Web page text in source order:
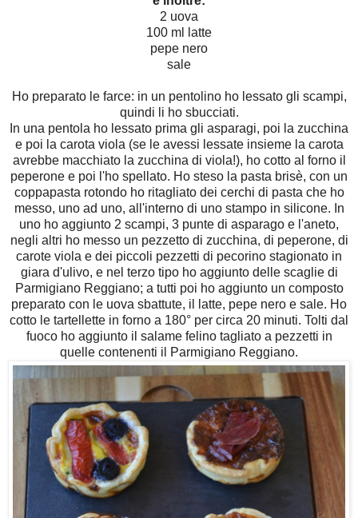
2 uova
100 ml latte
pepe nero
sale
Ho preparato le farce: in un pentolino ho lessato gli scampi,
quindi li ho sbucciati.
In una pentola ho lessato prima gli asparagi, poi la zucchina
e poi la carota viola (se le avessi lessate insieme la carota
avrebbe macchiato la zucchina di viola!), ho cotto al forno il
peperone e poi l'ho spellato. Ho steso la pasta brisè, con un
coppapasta rotondo ho ritagliato dei cerchi di pasta che ho
messo, uno ad uno, all'interno di uno stampo in silicone. In
uno ho aggiunto 2 scampi, 3 punte di asparago e l'aneto,
negli altri ho messo un pezzetto di zucchina, di peperone, di
carote viola e dei piccoli pezzetti di pecorino stagionato in
giara d'ulivo, e nel terzo tipo ho aggiunto delle scaglie di
Parmigiano Reggiano; a tutti poi ho aggiunto un composto
preparato con le uova sbattute, il latte, pepe nero e sale. Ho
cotto le tartellette in forno a 180° per circa 20 minuti. Tolti dal
fuoco ho aggiunto il salame felino tagliato a pezzetti in
quelle contenenti il Parmigiano Reggiano.